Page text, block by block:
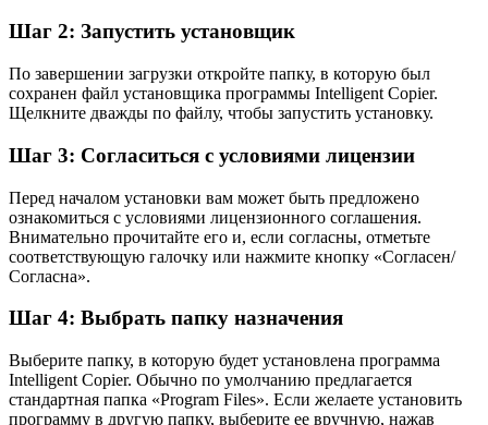
Шаг 2: Запустить установщик
По завершении загрузки откройте папку, в которую был
сохранен файл установщика программы Intelligent Copier.
Щелкните дважды по файлу, чтобы запустить установку.
Шаг 3: Согласиться с условиями лицензии
Перед началом установки вам может быть предложено
ознакомиться с условиями лицензионного соглашения.
Внимательно прочитайте его и, если согласны, отметьте
соответствующую галочку или нажмите кнопку «Согласен/
Согласна».
Шаг 4: Выбрать папку назначения
Выберите папку, в которую будет установлена программа
Intelligent Copier. Обычно по умолчанию предлагается
стандартная папка «Program Files». Если желаете установить
программу в другую папку, выберите ее вручную, нажав